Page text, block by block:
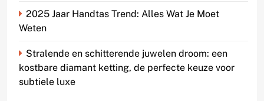
2025 Jaar Handtas Trend: Alles Wat Je Moet
Weten
Stralende en schitterende juwelen droom: een
kostbare diamant ketting, de perfecte keuze voor
subtiele luxe